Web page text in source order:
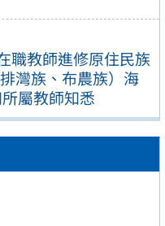
職教師進修原住民族
灣族、布農族）海
屬教師知悉